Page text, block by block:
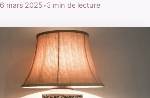
mars 2025•3 min de lecture